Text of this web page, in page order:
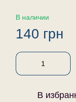
В наличии
140 грн
В